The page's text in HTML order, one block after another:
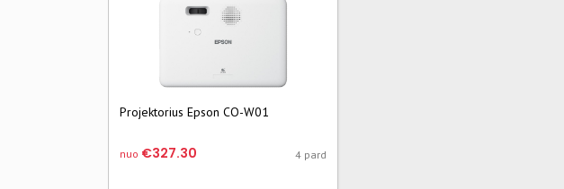
Projektorius Epson CO-W01
nuo €327.30 4 pard